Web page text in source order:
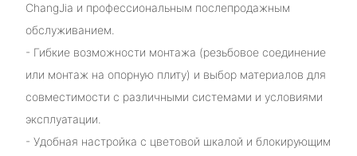
ChangJia и профессиональным послепродажным
обслуживанием.
- Гибкие возможности монтажа (резьбовое соединение
или монтаж на опорную плиту) и выбор материалов для
совместимости с различными системами и условиями
эксплуатации.
- Удобная настройка с цветовой шкалой и блокирующим